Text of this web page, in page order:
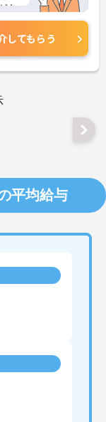
な
に
ま
してもらう
平均給与